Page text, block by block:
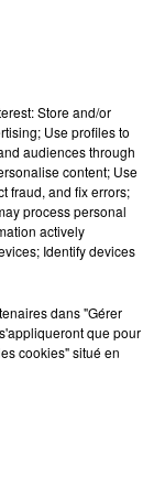
LA BENSON
Mystical
LES
31 janvier
GIMS
Store and/or
Use profiles to
audiences through
content; Use
fraud, and fix errors;
process personal
actively
Identify devices
dans "Gérer
que pour
cookies" situé en